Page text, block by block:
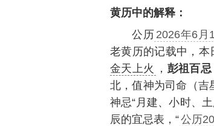
黄历中的解释：
公历 2026年6月
老黄历的记载中，本
金天上火
， 彭祖百忌
北，值神为司命（吉
神忌“月建、小时、
辰的宜忌表，“公历